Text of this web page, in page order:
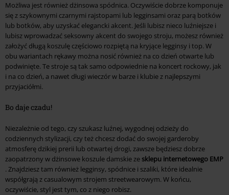
Możliwa jest również dżinsowa spódnica. Oczywiście dobrze komponuje
się z szykownymi czarnymi rajstopami lub legginsami oraz parą botków
lub botków, aby uzyskać elegancki akcent. Jeśli lubisz nieco luźniejsze i
lubisz wprowadzać seksowny akcent do swojego stroju, możesz również
założyć długą koszulę częściowo rozpiętą na kryjące legginsy i top. W
obu wariantach rękawy można nosić również na co dzień otwarte lub
podwinięte. Te stroje są tak samo odpowiednie na koncert rockowy, jak
i na co dzień, a nawet długi wieczór w barze i klubie z najlepszymi
przyjaciółmi.
Bo daje czadu!
Niezależnie od tego, czy szukasz luźnej, wygodnej odzieży do
codziennych stylizacji, czy też chcesz dodać do swojej garderoby
atmosferę dzikiej prerii lub otwartej drogi, zawsze będziesz dobrze
zaopatrzony w dżinsowe koszule damskie ze sklepu internetowego EMP
. Znajdziesz tam również legginsy, spódnice i szaliki, które idealnie
współgrają z casualowym strojem streetwearowym. W końcu,
oczywiście, styl jest tym, co z niego robisz.